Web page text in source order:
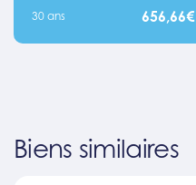
30 ans 656,66€
Biens similaires